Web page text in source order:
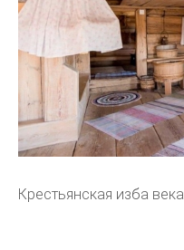
Крестьянская изба века